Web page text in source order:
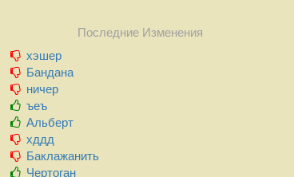
Последние Изменения
хэшер
Бандана
ничер
ъеъ
Альберт
хддд
Баклажанить
Чертоган